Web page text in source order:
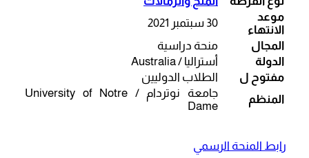
موعد
الانتهاء
30 سبتمبر 2021
المجال
منحة دراسية
الدولة
أستراليا / Australia
مفتوح ل
الطلاب الدوليين
المنظم
جامعة نوتردام / University of Notre
Dame
رابط المنحة الرسمي